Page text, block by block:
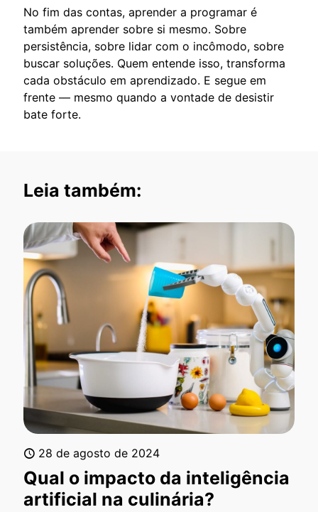
No fim das contas, aprender a programar é
também aprender sobre si mesmo. Sobre
persistência, sobre lidar com o incômodo, sobre
buscar soluções. Quem entende isso, transforma
cada obstáculo em aprendizado. E segue em
frente — mesmo quando a vontade de desistir
bate forte.
Leia também:
28 de agosto de 2024
Qual o impacto da inteligência
artificial na culinária?